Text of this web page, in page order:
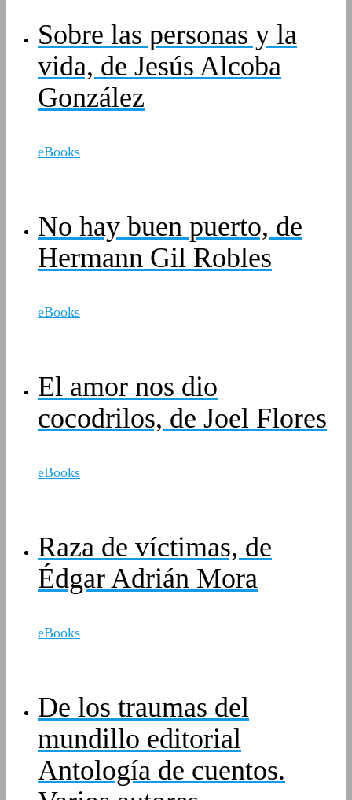
Sobre las personas y la
vida, de Jesús Alcoba
González
eBooks
No hay buen puerto, de
Hermann Gil Robles
eBooks
El amor nos dio
cocodrilos, de Joel Flores
eBooks
Raza de víctimas, de
Édgar Adrián Mora
eBooks
De los traumas del
mundillo editorial
Antología de cuentos.